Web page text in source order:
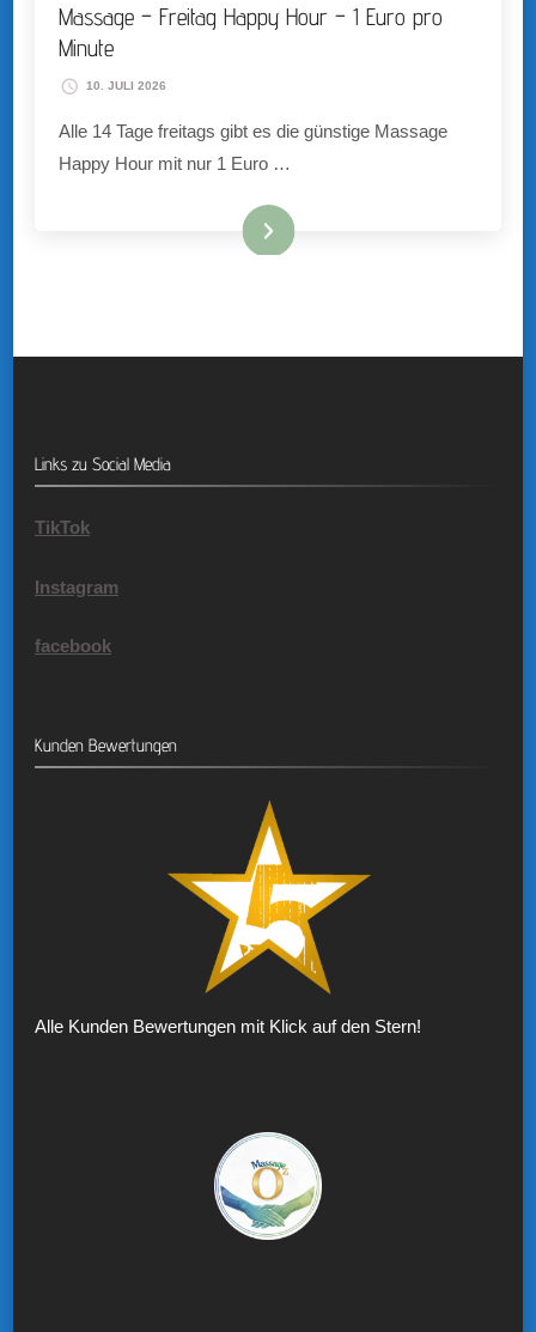
Massage – Freitag Happy Hour – 1 Euro pro
Minute
10. JULI 2026
Alle 14 Tage freitags gibt es die günstige Massage
Happy Hour mit nur 1 Euro …
Jetzt anschauen ....
Links zu Social Media
TikTok
Instagram
facebook
Kunden Bewertungen
Alle Kunden Bewertungen mit Klick auf den Stern!